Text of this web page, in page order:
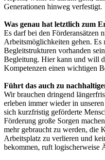
Generationen hinweg verfestigt.
Was genau hat letztlich zum
Es darf bei den Förderansätzen
Arbeitsmöglichkeiten gehen. Es
Begleitstrukturen vorhanden
Begleitung. Hier kann und will
Kompetenzen einen wichtigen
Führt das auch zu
Wir brauchen dringend
erleben immer wieder in
sich kurzfristig geförderte
Förderung große Sorgen
mehr gebraucht zu werden, die
Arbeitsplatz zu verlieren und
bekommen, ruft logischerweise